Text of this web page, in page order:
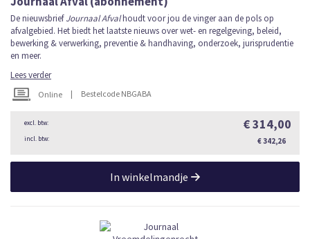
De nieuwsbriefJournaal Afvalhoudt voor jou de vinger aan de pols op
afvalgebied. Het biedt het laatste nieuws over wet- en regelgeving, beleid,
bewerking & verwerking, preventie & handhaving, onderzoek, jurisprudentie
en meer.
Lees verder
Online | Bestelcode NBGABA
€ 314,00
€ 342,26
In winkelmandje